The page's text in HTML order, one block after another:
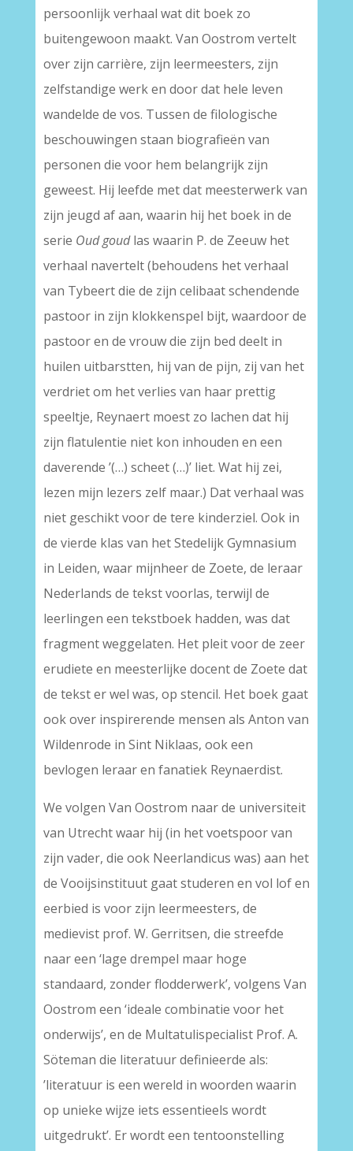
persoonlijk verhaal wat dit boek zo
buitengewoon maakt. Van Oostrom vertelt
over zijn carrière, zijn leermeesters, zijn
zelfstandige werk en door dat hele leven
wandelde de vos. Tussen de filologische
beschouwingen staan biografieën van
personen die voor hem belangrijk zijn
geweest. Hij leefde met dat meesterwerk van
zijn jeugd af aan, waarin hij het boek in de
serie Oud goudlas waarin P. de Zeeuw het
verhaal navertelt (behoudens het verhaal
van Tybeert die de zijn celibaat schendende
pastoor in zijn klokkenspel bijt, waardoor de
pastoor en de vrouw die zijn bed deelt in
huilen uitbarstten, hij van de pijn, zij van het
verdriet om het verlies van haar prettig
speeltje, Reynaert moest zo lachen dat hij
zijn flatulentie niet kon inhouden en een
daverende ’(…) scheet (…)’ liet. Wat hij zei,
lezen mijn lezers zelf maar.) Dat verhaal was
niet geschikt voor de tere kinderziel. Ook in
de vierde klas van het Stedelijk Gymnasium
in Leiden, waar mijnheer de Zoete, de leraar
Nederlands de tekst voorlas, terwijl de
leerlingen een tekstboek hadden, was dat
fragment weggelaten. Het pleit voor de zeer
erudiete en meesterlijke docent de Zoete dat
de tekst er wel was, op stencil. Het boek gaat
ook over inspirerende mensen als Anton van
Wildenrode in Sint Niklaas, ook een
bevlogen leraar en fanatiek Reynaerdist.
We volgen Van Oostrom naar de universiteit
van Utrecht waar hij (in het voetspoor van
zijn vader, die ook Neerlandicus was) aan het
de Vooijsinstituut gaat studeren en vol lof en
eerbied is voor zijn leermeesters, de
medievist prof. W. Gerritsen, die streefde
naar een ‘lage drempel maar hoge
standaard, zonder flodderwerk’, volgens Van
Oostrom een ‘ideale combinatie voor het
onderwijs’, en de Multatulispecialist Prof. A.
Söteman die literatuur definieerde als:
’literatuur is een wereld in woorden waarin
op unieke wijze iets essentieels wordt
uitgedrukt’. Er wordt een tentoonstelling